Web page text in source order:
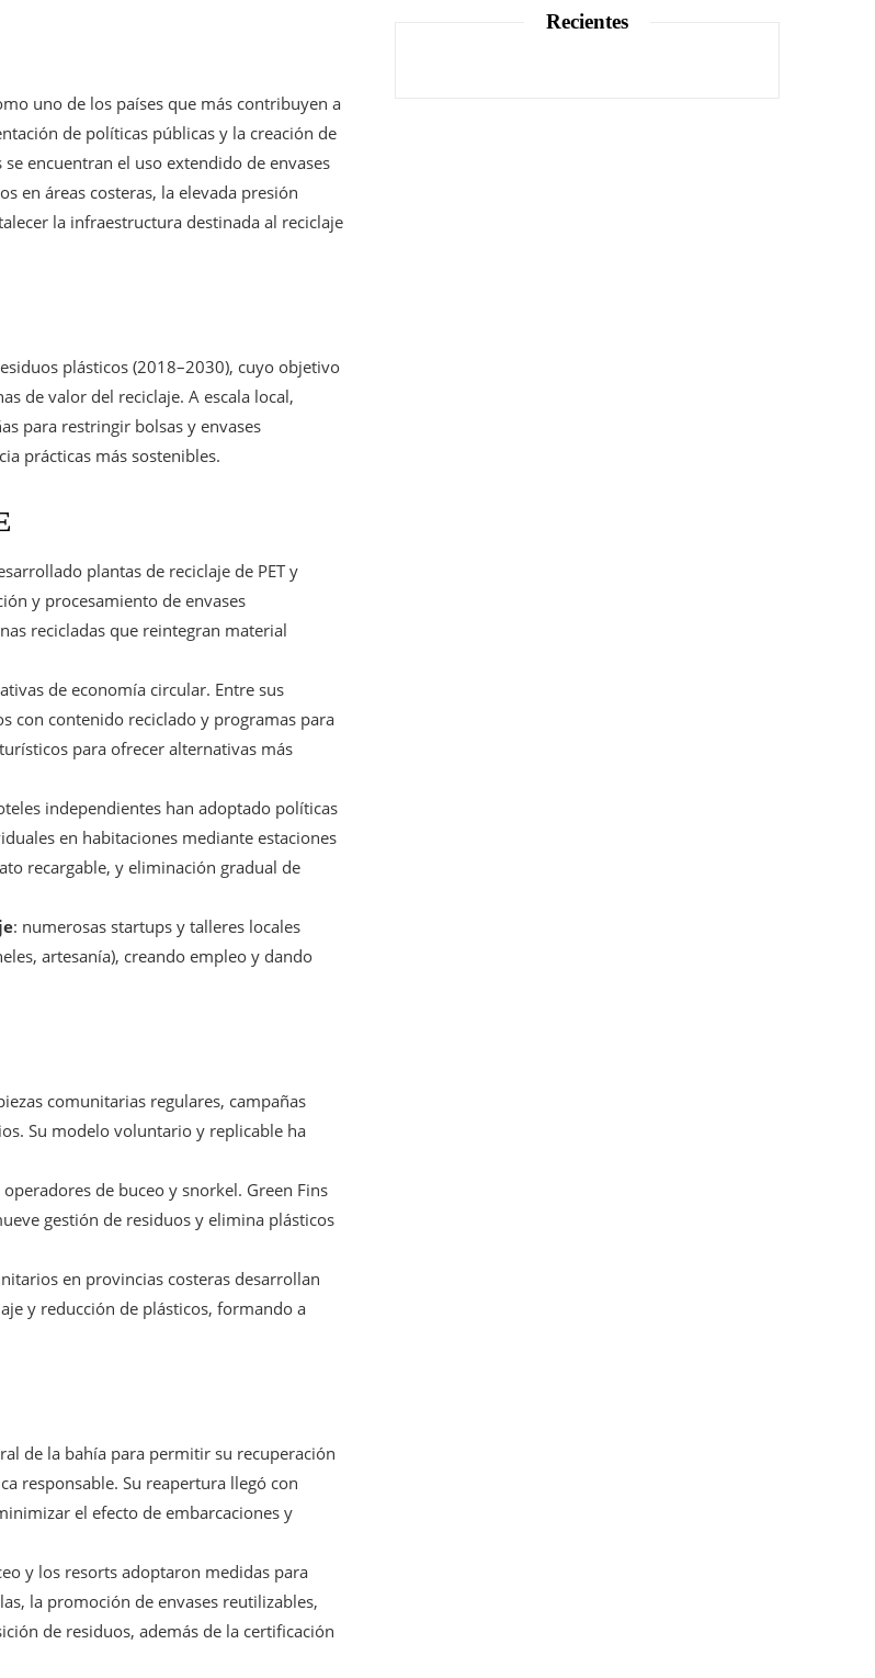
uno de los países que más contribuyen a
de políticas públicas y la creación de
encuentran el uso extendido de envases
en áreas costeras, la elevada presión
la infraestructura destinada al reciclaje
plásticos (2018–2030), cuyo objetivo
de valor del reciclaje. A escala local,
para restringir bolsas y envases
prácticas más sostenibles.
plantas de reciclaje de PET y
y procesamiento de envases
recicladas que reintegran material
de economía circular. Entre sus
con contenido reciclado y programas para
para ofrecer alternativas más
independientes han adoptado políticas
en habitaciones mediante estaciones
recargable, y eliminación gradual de
: numerosas startups y talleres locales
artesanía), creando empleo y dando
comunitarias regulares, campañas
Su modelo voluntario y replicable ha
de buceo y snorkel. Green Fins
gestión de residuos y elimina plásticos
en provincias costeras desarrollan
y reducción de plásticos, formando a
de la bahía para permitir su recuperación
responsable. Su reapertura llegó con
el efecto de embarcaciones y
y los resorts adoptaron medidas para
la promoción de envases reutilizables,
de residuos, además de la certificación
Recientes